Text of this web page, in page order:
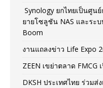
Synology ยกไทยเป็นศูน
ยายโซลูชัน NAS และระ
Boom
งานแถลงข่าว Life Expo
ZEEN เขย่าตลาด FMCG
DKSH ประเทศไทย ร่วมส่